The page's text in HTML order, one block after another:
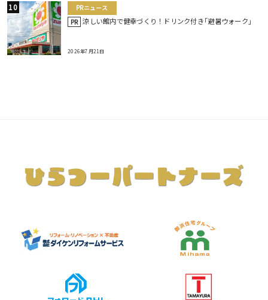
PRニュース
PR 涼しい館内で健幸づくり！ドリンク付き｢避暑ウォーク｣
2026年7月21日